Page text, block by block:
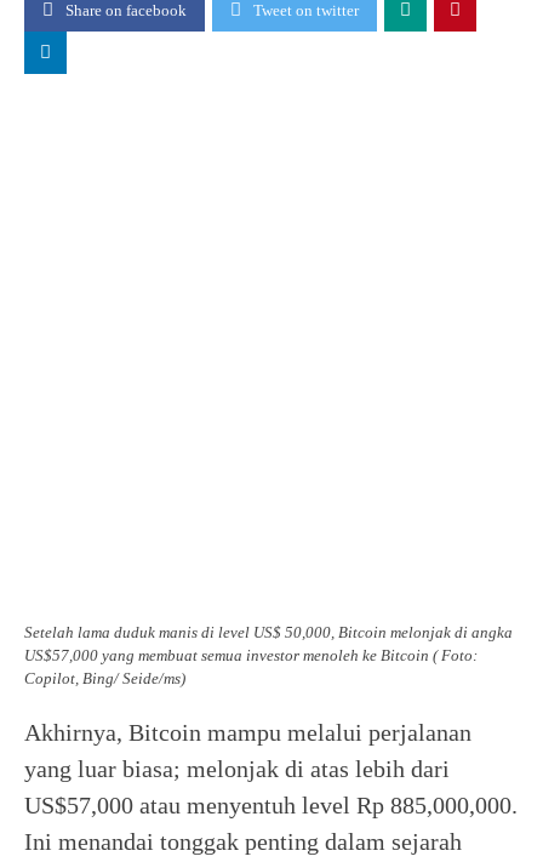
Share on facebook Tweet on twitter
Setelah lama duduk manis di level US$ 50,000, Bitcoin melonjak di angka
US$57,000 yang membuat semua investor menoleh ke Bitcoin ( Foto:
Copilot, Bing/ Seide/ms)
Akhirnya, Bitcoin mampu melalui perjalanan
yang luar biasa; melonjak di atas lebih dari
US$57,000 atau menyentuh level Rp 885,000,000.
Ini menandai tonggak penting dalam sejarah